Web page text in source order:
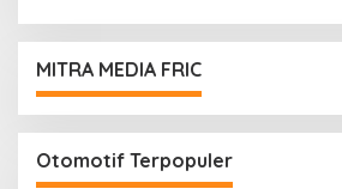
MITRA MEDIA FRIC
Otomotif Terpopuler